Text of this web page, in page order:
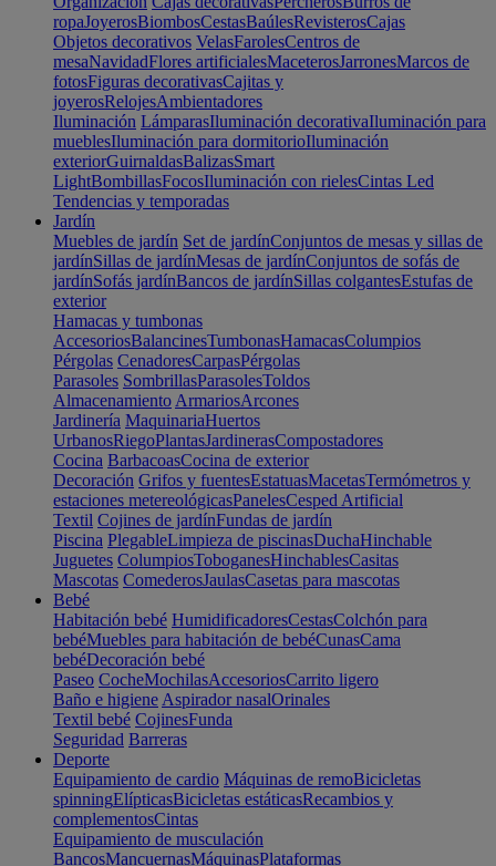
ropaJoyerosBiombosCestasBaúlesRevisterosCajas
Objetos decorativos VelasFarolesCentros de
mesaNavidadFlores artificialesMaceterosJarronesMarcos de
fotosFiguras decorativasCajitas y
joyerosRelojesAmbientadores
Iluminación LámparasIluminación decorativaIluminación para
mueblesIluminación para dormitorioIluminación
exteriorGuirnaldasBalizasSmart
LightBombillasFocosIluminación con rielesCintas Led
Tendencias y temporadas
Jardín
Muebles de jardín Set de jardínConjuntos de mesas y sillas de
jardínSillas de jardínMesas de jardínConjuntos de sofás de
jardínSofás jardínBancos de jardínSillas colgantesEstufas de
exterior
Hamacas y tumbonas
AccesoriosBalancinesTumbonasHamacasColumpios
Pérgolas CenadoresCarpasPérgolas
Parasoles SombrillasParasolesToldos
Almacenamiento ArmariosArcones
Jardinería MaquinariaHuertos
UrbanosRiegoPlantasJardinerasCompostadores
Cocina BarbacoasCocina de exterior
Decoración Grifos y fuentesEstatuasMacetasTermómetros y
estaciones metereológicasPanelesCesped Artificial
Textil Cojines de jardínFundas de jardín
Piscina PlegableLimpieza de piscinasDuchaHinchable
Juguetes ColumpiosToboganesHinchablesCasitas
Mascotas ComederosJaulasCasetas para mascotas
Bebé
Habitación bebé HumidificadoresCestasColchón para
bebéMuebles para habitación de bebéCunasCama
bebéDecoración bebé
Paseo CocheMochilasAccesoriosCarrito ligero
Baño e higiene Aspirador nasalOrinales
Textil bebé CojinesFunda
Seguridad Barreras
Deporte
Equipamiento de cardio Máquinas de remoBicicletas
spinningElípticasBicicletas estáticasRecambios y
complementosCintas
Equipamiento de musculación
BancosMancuernasMáquinasPlataformas